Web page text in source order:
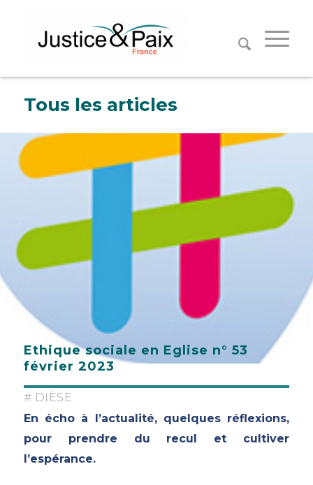
Tous les articles
Ethique sociale en Eglise n° 53
février 2023
# DIÈSE
En écho à l’actualité, quelques réflexions,
pour prendre du recul et cultiver
l’espérance.